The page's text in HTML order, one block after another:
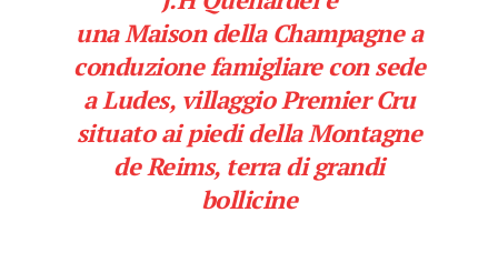
unaMaisondella Champagne a
conduzione famigliare con sede
a Ludes, villaggio Premier Cru
situato ai piedi della Montagne
de Reims, terra di grandi
bollicine